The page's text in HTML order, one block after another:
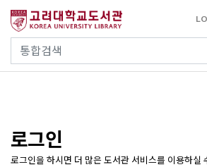
건
통합검색
사이트내 검색
로그인
로그인을 하시면 더 많은 도서관 서비스를 이용하실